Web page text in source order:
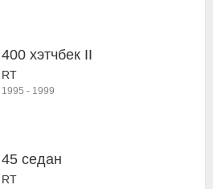
400 хэтчбек II
RT
1995 - 1999
45 седан
RT